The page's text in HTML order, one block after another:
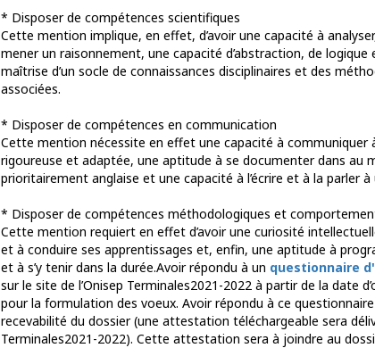
* Disposer de compétences scientifiques
Cette mention implique, en effet, d’avoir une capacité à
mener un raisonnement, une capacité d’abstraction, de
maîtrise d’un socle de connaissances disciplinaires et des
associées.
* Disposer de compétences en communication
Cette mention nécessite en effet une capacité à communiquer à
rigoureuse et adaptée, une aptitude à se documenter dans au
prioritairement anglaise et une capacité à l’écrire et à la parler à
* Disposer de compétences méthodologiques et
Cette mention requiert en effet d’avoir une curiosité
et à conduire ses apprentissages et, enfin, une aptitude à
et à s’y tenir dans la durée.Avoir répondu à un questionnaire
sur le site de l’Onisep Terminales2021-2022 à partir de la date
pour la formulation des voeux. Avoir répondu à ce
recevabilité du dossier (une attestation téléchargeable sera
Terminales2021-2022). Cette attestation sera à joindre au